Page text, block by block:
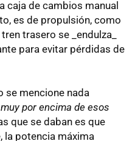
caja de cambios manual
es de propulsión, como
trasero se _endulza_
para evitar pérdidas de
se mencione nada
muy por encima de esos
que se daban es que
la potencia máxima